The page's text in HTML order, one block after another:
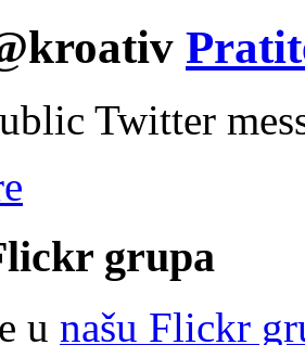
Twitter
r grupa
u našu Flickr